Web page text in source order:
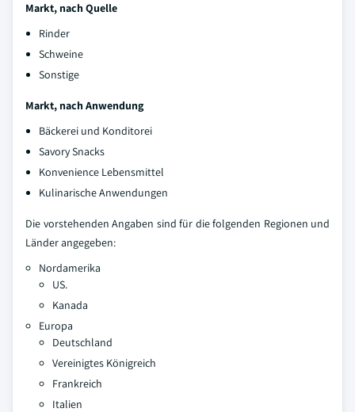
Markt, nach Quelle
Rinder
Schweine
Sonstige
Markt, nach Anwendung
Bäckerei und Konditorei
Savory Snacks
Konvenience Lebensmittel
Kulinarische Anwendungen
Die vorstehenden Angaben sind für die folgenden Regionen und
Länder angegeben:
Nordamerika
US.
Kanada
Europa
Deutschland
Vereinigtes Königreich
Frankreich
Italien